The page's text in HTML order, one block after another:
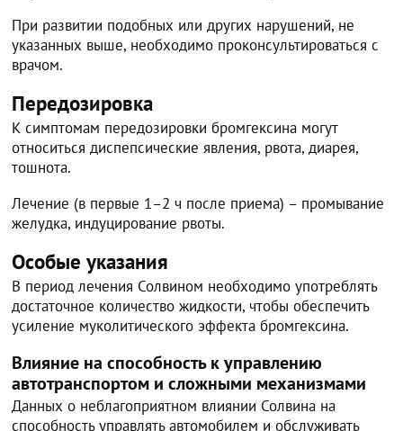
При развитии подобных или других нарушений, не
указанных выше, необходимо проконсультироваться с
врачом.
Передозировка
К симптомам передозировки бромгексина могут
относиться диспепсические явления, рвота, диарея,
тошнота.
Лечение (в первые 1–2 ч после приема) – промывание
желудка, индуцирование рвоты.
Особые указания
В период лечения Солвином необходимо употреблять
достаточное количество жидкости, чтобы обеспечить
усиление муколитического эффекта бромгексина.
Влияние на способность к управлению
автотранспортом и сложными механизмами
Данных о неблагоприятном влиянии Солвина на
способность управлять автомобилем и обслуживать